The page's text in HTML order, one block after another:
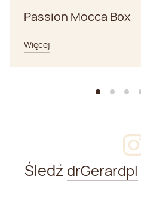
Passion Mocca Box
Więcej
Śledź drGerardpl